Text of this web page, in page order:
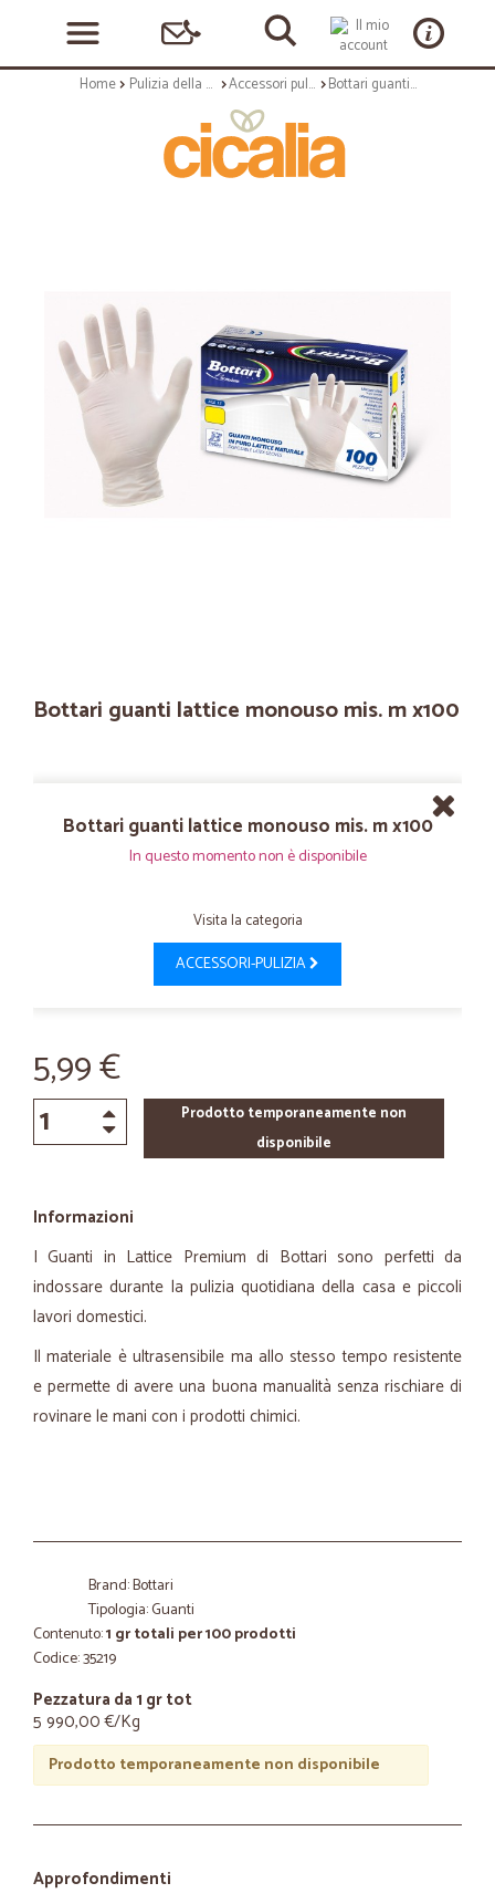
Home Pulizia della casa Accessori pulizia Bottari guanti lattice monouso mis. m x100
Bottari guanti lattice monouso mis. m x100
Bottari guanti lattice monouso mis. m x100
In questo momento non è disponibile
Visita la categoria
ACCESSORI-PULIZIA
5,99 €
Prodotto temporaneamente non
disponibile
Informazioni
I Guanti in Lattice Premium di Bottari sono perfetti da
indossare durante la pulizia quotidiana della casa e piccoli
lavori domestici.
Il materiale è ultrasensibile ma allo stesso tempo resistente
e permette di avere una buona manualità senza rischiare di
rovinare le mani con i prodotti chimici.
Brand: Bottari
Tipologia: Guanti
Contenuto:1 gr totali per 100 prodotti
Codice: 35219
Pezzatura da 1 gr tot
5 990,00 €/Kg
Prodotto temporaneamente non disponibile
Approfondimenti